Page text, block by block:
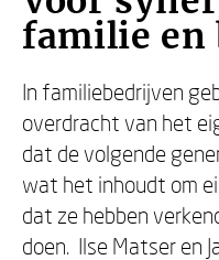
familie
In familiebedrijven
overdracht van het
dat de volgende
wat het inhoudt om
dat ze hebben
doen. Ilse Matser en